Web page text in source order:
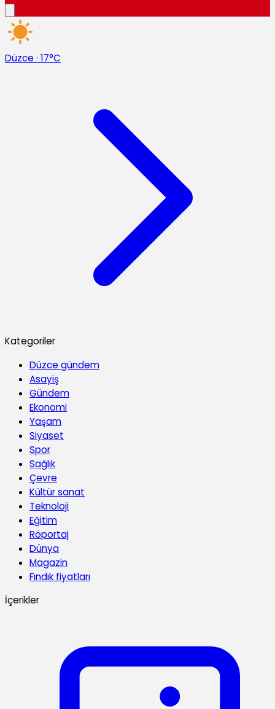
Düzce · 17°C
Kategoriler
Düzce gündem
Asayiş
Gündem
Ekonomi
Yaşam
Siyaset
Spor
Sağlık
Çevre
Kültür sanat
Teknoloji
Eğitim
Röportaj
Dünya
Magazin
Fındık fiyatları
İçerikler